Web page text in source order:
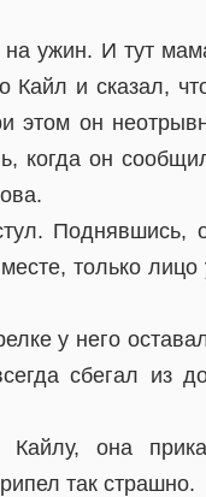
ужин. И тут
Кайл и сказал,
этом он
когда он
Поднявшись,
только
у него
сбегал из
она
так страшно.